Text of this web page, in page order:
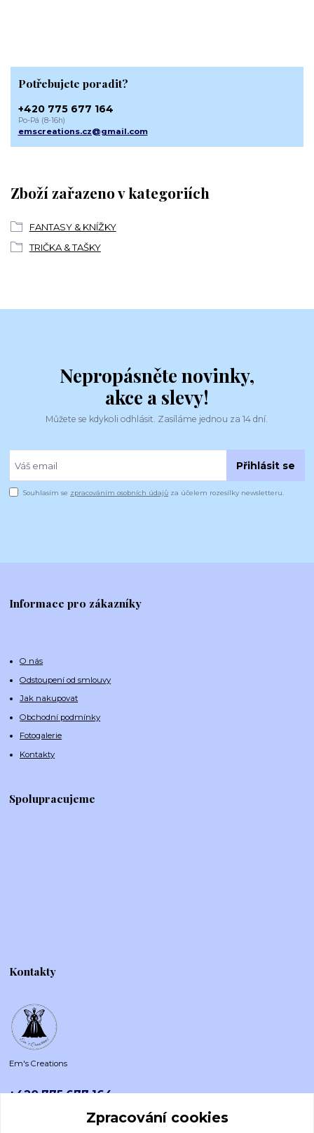
Zboží zařazeno v kategoriích
FANTASY & KNÍŽKY
TRIČKA & TAŠKY
Potřebujete poradit?
+420 775 677 164
Po-Pá (8-16h)
emscreations.cz@gmail.com
Nepropásněte novinky,
akce a slevy!
Můžete se kdykoli odhlásit. Zasíláme jednou za 14 dní.
Přihlásit se
Souhlasím se zpracováním osobních údajů za účelem rozesílky newsletteru.
Informace pro zákazníky
O nás
Odstoupení od smlouvy
Jak nakupovat
Obchodní podmínky
Fotogalerie
Kontakty
Spolupracujeme
Kontakty
Em's Creations
+420 775 677 164
Zpracování cookies